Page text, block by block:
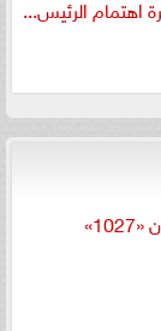
اهتمام الرئيس...